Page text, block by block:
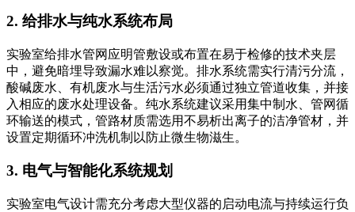
2. 给排水与纯水系统布局
实验室给排水管网应明管敷设或布置在易于检修的技术夹层
中，避免暗埋导致漏水难以察觉。排水系统需实行清污分流，
酸碱废水、有机废水与生活污水必须通过独立管道收集，并接
入相应的废水处理设备。纯水系统建议采用集中制水、管网循
环输送的模式，管路材质需选用不易析出离子的洁净管材，并
设置定期循环冲洗机制以防止微生物滋生。
3. 电气与智能化系统规划
实验室电气设计需充分考虑大型仪器的启动电流与持续运行负